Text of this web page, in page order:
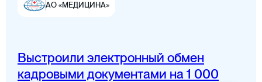
Цифровая канцелярия
АО «МЕДИЦИНА»
Выстроили электронный обмен
кадровыми документами на 1 000